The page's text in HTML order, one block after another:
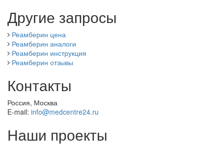
Другие запросы
Реамберин цена
Реамберин аналоги
Реамберин инструкция
Реамберин отзывы
Контакты
Россия, Москва
E-mail: info@medcentre24.ru
Наши проекты